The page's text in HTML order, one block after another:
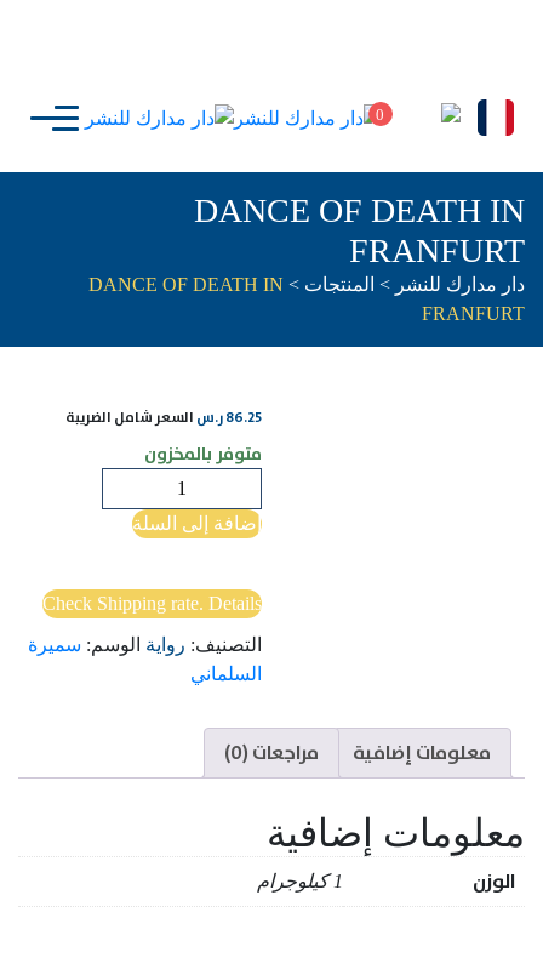
0
DANCE OF DEATH IN
FRANFURT
دار مدارك للنشر > المنتجات >
DANCE OF DEATH IN
FRANFURT
86.25ر.س السعر شامل الضريبة
متوفر بالمخزون
DANCE
OF
IN
إضافة إلى السلة
Check Shipping rate. Details
التصنيف: رواية الوسم: سميرة
السلماني
معلومات إضافية مراجعات (0)
معلومات إضافية
الوزن 1 كيلوجرام